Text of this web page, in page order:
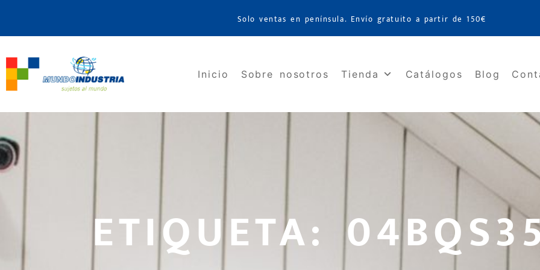
Solo ventas en península. Envío gratuito a partir de 150€
Inicio Sobre nosotros Tienda Catálogos Blog
ETIQUETA: